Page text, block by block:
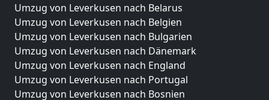
Umzug von Leverkusen nach Belarus
Umzug von Leverkusen nach Belgien
Umzug von Leverkusen nach Bulgarien
Umzug von Leverkusen nach Dänemark
Umzug von Leverkusen nach England
Umzug von Leverkusen nach Portugal
Umzug von Leverkusen nach Bosnien